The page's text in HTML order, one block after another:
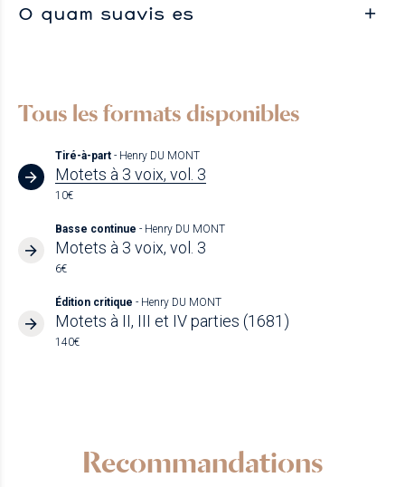
O quam suavis es
Tous les formats disponibles
Tiré-à-part - Henry DU MONT
Motets à 3 voix, vol. 3
10€
Basse continue - Henry DU MONT
Motets à 3 voix, vol. 3
6€
Édition critique - Henry DU MONT
Motets à II, III et IV parties (1681)
140€
Recommandations